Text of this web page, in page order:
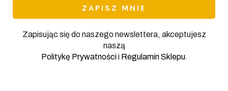
Zapisując się do naszego newslettera, akceptujesz
naszą
Politykę Prywatnościi Regulamin Sklepu.